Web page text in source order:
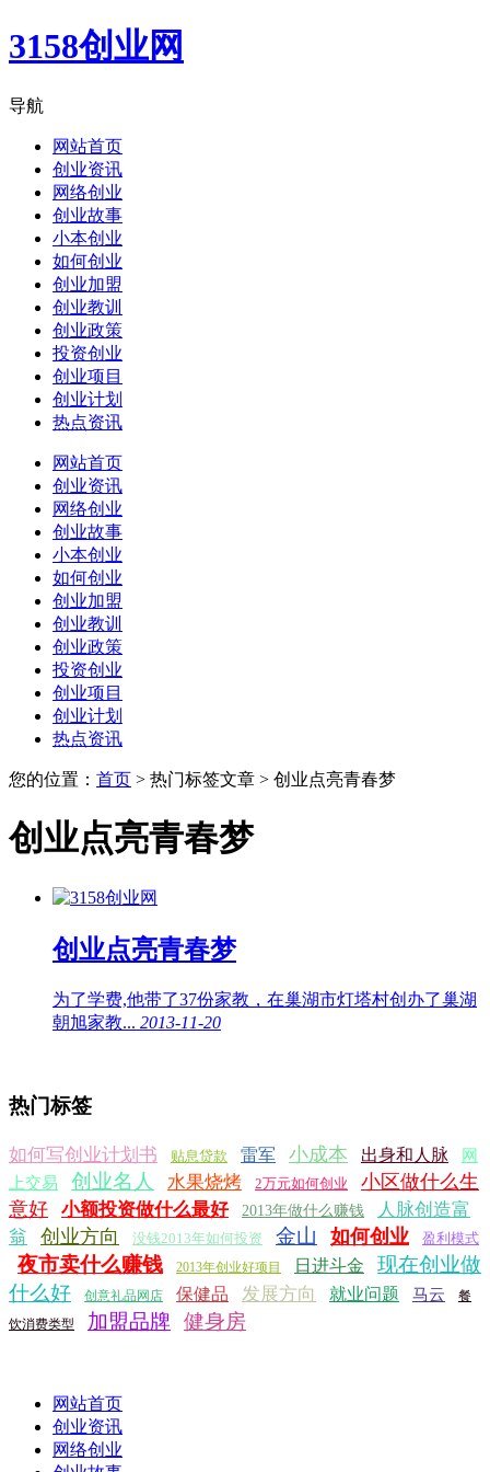
3158创业网
导航
网站首页
创业资讯
网络创业
创业故事
小本创业
如何创业
创业加盟
创业教训
创业政策
投资创业
创业项目
创业计划
热点资讯
网站首页
创业资讯
网络创业
创业故事
小本创业
如何创业
创业加盟
创业教训
创业政策
投资创业
创业项目
创业计划
热点资讯
您的位置： 首页 > 热门标签文章 > 创业点亮青春梦
创业点亮青春梦
创业点亮青春梦
为了学费,他带了37份家教，在巢湖市灯塔村创办了巢湖
朝旭家教... 2013-11-20
热门标签
如何写创业计划书 贴息贷款 雷军 小成本 出身和人脉
网
上交易
创业名人 水果烧烤 2万元如何创业
小区做什么生
意好
小额投资做什么最好 2013年做什么赚钱
人脉创造富
翁
创业方向 没钱2013年如何投资 金山 如何创业 盈利模式
夜市卖什么赚钱 2013年创业好项目 日进斗金
现在创业做
什么好
创意礼品网店 保健品 发展方向 就业问题 马云
餐
饮消费类型
加盟品牌 健身房
网站首页
创业资讯
网络创业